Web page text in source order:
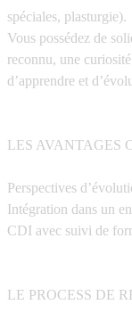
spéciales, plasturgie).
Vous possédez de
reconnu, une
d’apprendre et
LES AVANTAGES
Perspectives
Intégration dans un
CDI avec suivi de
LE PROCESS DE